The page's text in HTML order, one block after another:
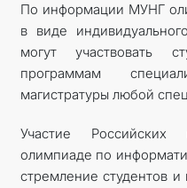
По информации МУНГ
в виде
могут участвовать
программам
магистратуры любой
Участие
олимпиаде по
стремление студентов